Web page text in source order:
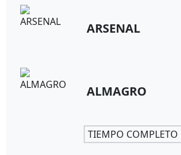
ARSENAL
ALMAGRO
TIEMPO COMPLETO